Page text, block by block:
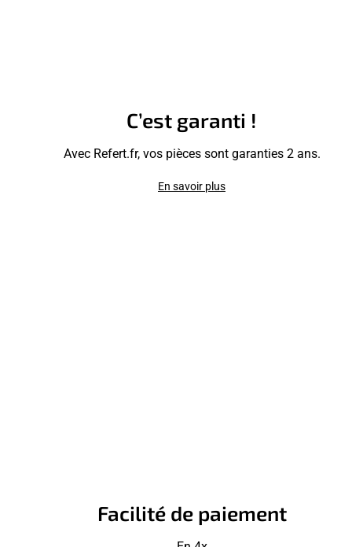
C’est garanti !
Avec Refert.fr, vos pièces sont garanties 2 ans.
En savoir plus
Facilité de paiement